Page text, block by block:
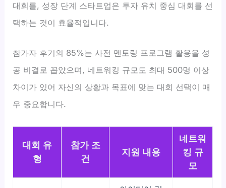
대회를, 성장 단계 스타트업은 투자 유치 중심 대회를 선
택하는 것이 효율적입니다.
참가자 후기의 85%는 사전 멘토링 프로그램 활용을 성
공 비결로 꼽았으며, 네트워킹 규모도 최대 500명 이상
차이가 있어 자신의 상황과 목표에 맞는 대회 선택이 매
우 중요합니다.
대회 유
형
참가 조
건
지원 내용
네트워
킹 규
모